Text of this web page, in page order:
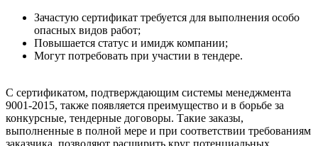
Зачастую сертификат требуется для выполнения особо
опасных видов работ;
Повышается статус и имидж компании;
Могут потребовать при участии в тендере.
С сертификатом, подтверждающим системы менеджмента
9001-2015, также появляется преимущество и в борьбе за
конкурсные, тендерные договоры. Такие заказы,
выполненные в полной мере и при соответствии требованиям
заказчика, позволяют расширить круг потенциальных